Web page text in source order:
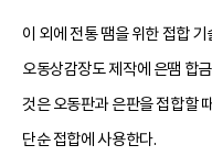
이 외에 전통 땜을 위한 접합
오동상감장도 제작에 은땜 합
것은 오동판과 은판을 접합할
단순 접합에 사용한다.